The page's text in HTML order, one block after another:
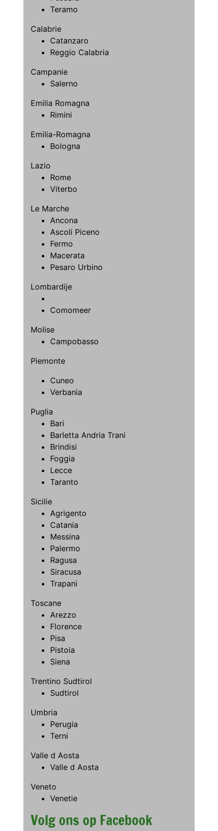
Teramo
Calabrie
Catanzaro
Reggio Calabria
Campanie
Salerno
Emilia Romagna
Rimini
Emilia-Romagna
Bologna
Lazio
Rome
Viterbo
Le Marche
Ancona
Ascoli Piceno
Fermo
Macerata
Pesaro Urbino
Lombardije
Comomeer
Molise
Campobasso
Piemonte
Cuneo
Verbania
Puglia
Bari
Barletta Andria Trani
Brindisi
Foggia
Lecce
Taranto
Sicilie
Agrigento
Catania
Messina
Palermo
Ragusa
Siracusa
Trapani
Toscane
Arezzo
Florence
Pisa
Pistoia
Siena
Trentino Sudtirol
Sudtirol
Umbria
Perugia
Terni
Valle d Aosta
Valle d Aosta
Veneto
Venetie
Volg ons op Facebook